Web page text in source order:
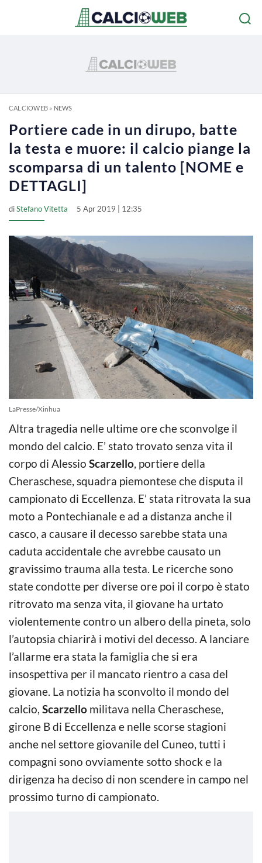
CALCIOWEB» NEWS
Portiere cade in un dirupo, batte
la testa e muore: il calcio piange la
scomparsa di un talento [NOME e
DETTAGLI]
diStefano Vitetta 5 Apr 2019 | 12:35
LaPresse/Xinhua
Altra tragedia nelle ultime ore che sconvolge il
mondo del calcio. E’ stato trovato senza vita il
corpo di Alessio Scarzello, portiere della
Cheraschese, squadra piemontese che disputa il
campionato di Eccellenza. E’ stata ritrovata la sua
moto a Pontechianale e ad a distanza anche il
casco, a causare il decesso sarebbe stata una
caduta accidentale che avrebbe causato un
gravissimo trauma alla testa. Le ricerche sono
state condotte per diverse ore poi il corpo è stato
ritrovato ma senza vita, il giovane ha urtato
violentemente contro un albero della pineta, solo
l’autopsia chiarirà i motivi del decesso. A lanciare
l’allarme era stata la famiglia che si era
insospettiva per il mancato rientro a casa del
giovane. La notizia ha sconvolto il mondo del
calcio, Scarzello militava nella Cheraschese,
girone B di Eccellenza e nelle scorse stagioni
anche nel settore giovanile del Cuneo, tutti i
compagni sono ovviamente sotto shock e la
dirigenza ha deciso di non scendere in campo nel
prossimo turno di campionato.